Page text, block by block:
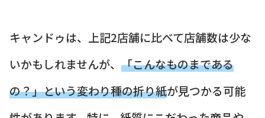
キャンドゥは、上記2店舗に比べて店舗数は少な
いかもしれませんが、 「こんなものまである
の？」という変わり種の折り紙が見つかる可能